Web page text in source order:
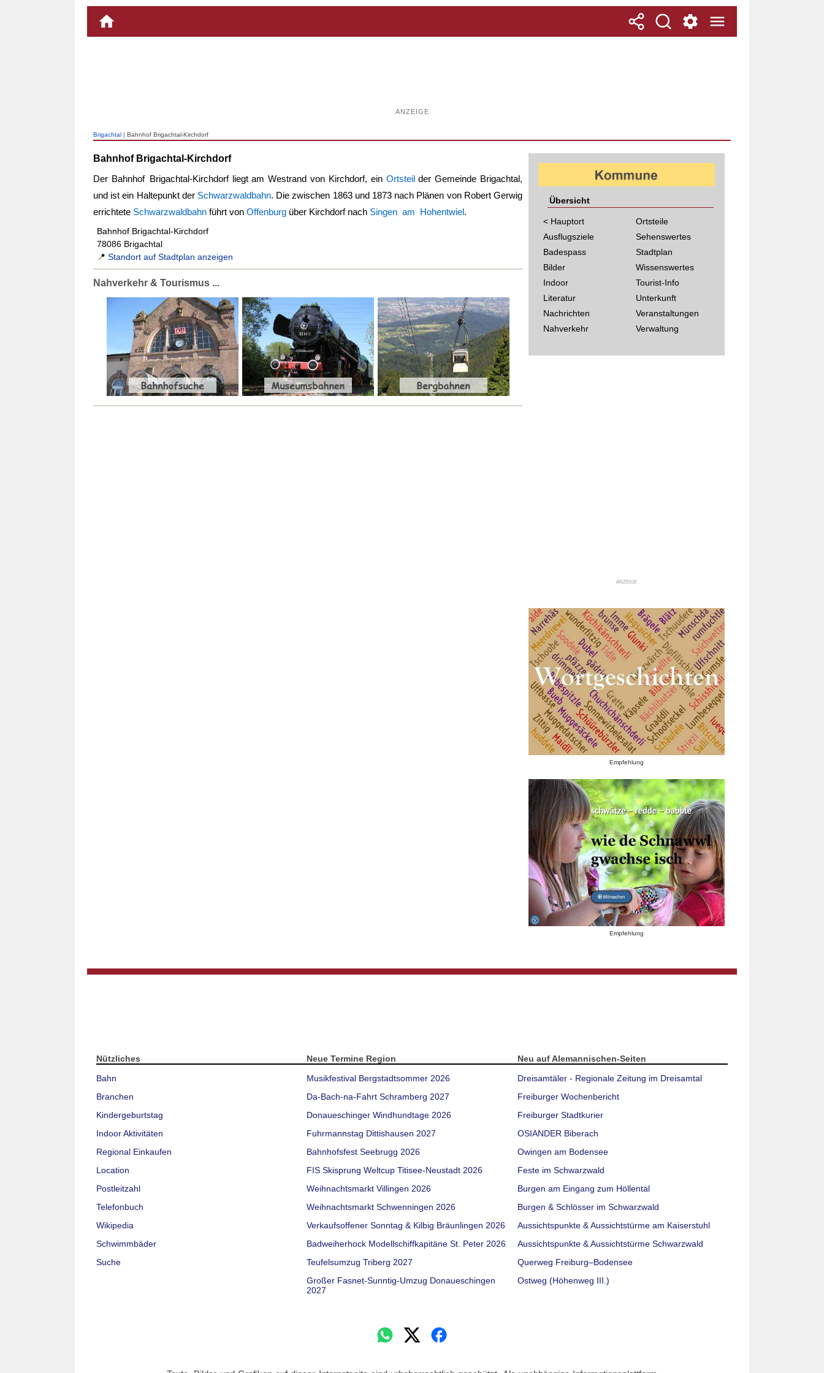
ANZEIGE
Brigachtal | Bahnhof Brigachtal-Kirchdorf
Bahnhof Brigachtal-Kirchdorf
Der Bahnhof Brigachtal-Kirchdorfliegt am Westrand von Kirchdorf, ein Ortsteilder Gemeinde Brigachtal,
und ist ein Haltepunkt der Schwarzwaldbahn. Die zwischen 1863 und 1873 nach Plänen von Robert Gerwig
errichtete Schwarzwaldbahn führt von Offenburg über Kirchdorf nach Singen am Hohentwiel.
Bahnhof Brigachtal-Kirchdorf
78086 Brigachtal
📍 Standort auf Stadtplan anzeigen
Nahverkehr & Tourismus ...
Übersicht
< Hauptort
Ausflugsziele
Badespass
Bilder
Indoor
Literatur
Nachrichten
Nahverkehr
Ortsteile
Sehenswertes
Stadtplan
Wissenswertes
Tourist-Info
Unterkunft
Veranstaltungen
Verwaltung
ANZEIGE
Empfehlung
Empfehlung
Nützliches
Bahn
Branchen
Kindergeburtstag
Indoor Aktivitäten
Regional Einkaufen
Location
Postleitzahl
Telefonbuch
Wikipedia
Schwimmbäder
Suche
Neue Termine Region
Musikfestival Bergstadtsommer 2026
Da-Bach-na-Fahrt Schramberg 2027
Donaueschinger Windhundtage 2026
Fuhrmannstag Dittishausen 2027
Bahnhofsfest Seebrugg 2026
FIS Skisprung Weltcup Titisee-Neustadt 2026
Weihnachtsmarkt Villingen 2026
Weihnachtsmarkt Schwenningen 2026
Verkaufsoffener Sonntag & Kilbig Bräunlingen 2026
Badweiherhock Modellschiffkapitäne St. Peter 2026
Teufelsumzug Triberg 2027
Großer Fasnet-Sunntig-Umzug Donaueschingen
2027
Neu auf Alemannischen-Seiten
Dreisamtäler - Regionale Zeitung im Dreisamtal
Freiburger Wochenbericht
Freiburger Stadtkurier
OSIANDER Biberach
Owingen am Bodensee
Feste im Schwarzwald
Burgen am Eingang zum Höllental
Burgen & Schlösser im Schwarzwald
Aussichtspunkte & Aussichtstürme am Kaiserstuhl
Aussichtspunkte & Aussichtstürme Schwarzwald
Querweg Freiburg–Bodensee
Ostweg (Höhenweg III.)